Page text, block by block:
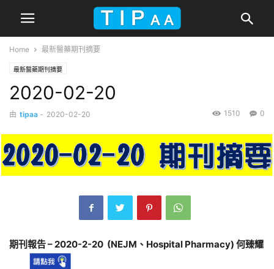
Home 最新醫藥期刊摘要
最新醫藥期刊摘要
2020-02-20
由 tipaa - 2020-02-20 0
1510
期刊報告 – 2020-2-20 (NEJM、Hospital Pharmacy) 何臻耀